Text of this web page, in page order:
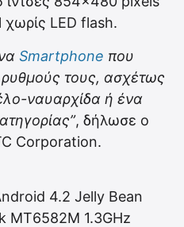
LED flash.
Smartphone που
ρυθμούς τους, ασχέτως
ναυαρχίδα ή ένα
, δήλωσε ο
Corporation.
4.2 Jelly Bean
MT6582M 1.3GHz